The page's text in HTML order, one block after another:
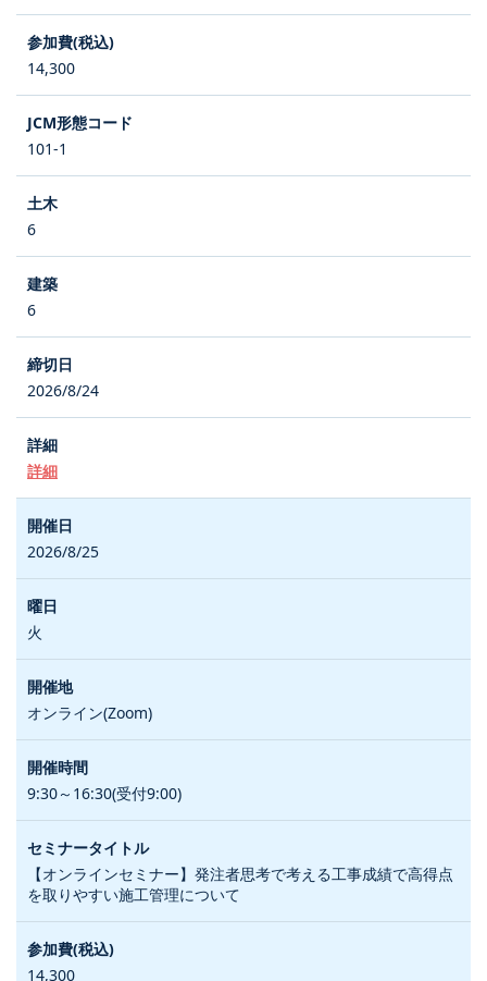
14,300
101-1
6
6
2026/8/24
詳細
2026/8/25
火
オンライン(Zoom)
9:30～16:30(受付9:00)
【オンラインセミナー】発注者思考で考える工事成績で高得点
を取りやすい施工管理について
14,300